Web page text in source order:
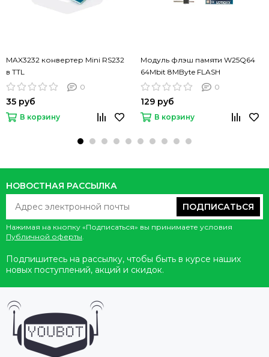
MAX3232 конвертер Mini RS232
в TTL
0
35 руб
В корзину
Модуль флэш памяти W25Q64
64Mbit 8MByte FLASH
0
129 руб
В корзину
НОВОСТНАЯ РАССЫЛКА
ПОДПИСАТЬСЯ
Нажимая на кнопку «Подписаться» вы принимаете условия
Публичной оферты.
Подпишитесь на рассылку, чтобы быть в курсе наших
новых поступлений, акций и скидок.